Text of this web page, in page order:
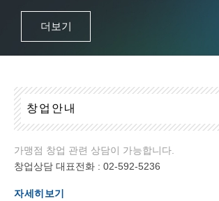
더보기
창업 안내
가맹점 창업 관련 상담이 가능합니다.
창업상담 대표전화 : 02-592-5236
자세히보기